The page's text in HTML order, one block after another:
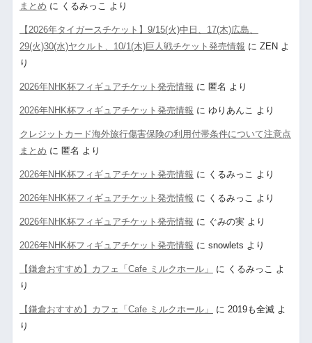
まとめ に くるみっこ より
【2026年タイガースチケット】9/15(火)中日、17(木)広島、
29(火)30(水)ヤクルト、10/1(木)巨人戦チケット発売情報 に ZEN よ
り
2026年NHK杯フィギュアチケット発売情報 に 匿名 より
2026年NHK杯フィギュアチケット発売情報 に ゆりあんこ より
クレジットカード海外旅行傷害保険の利用付帯条件について注意点
まとめ に 匿名 より
2026年NHK杯フィギュアチケット発売情報 に くるみっこ より
2026年NHK杯フィギュアチケット発売情報 に くるみっこ より
2026年NHK杯フィギュアチケット発売情報 に ぐみの実より
2026年NHK杯フィギュアチケット発売情報 に snowlets より
【鎌倉おすすめ】カフェ「Cafe ミルクホール」 に くるみっこ よ
り
【鎌倉おすすめ】カフェ「Cafe ミルクホール」 に 2019も全滅よ
り